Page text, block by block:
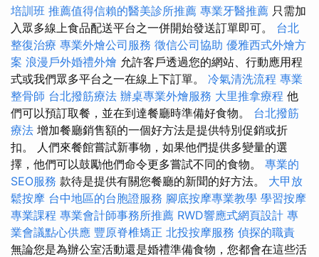
培訓班 推薦值得信賴的醫美診所推薦 專業牙醫推薦 只需加
入眾多線上食品配送平台之一併開始發送訂單即可。 台北
整復治療 專業外燴公司服務 徵信公司協助 優雅西式外燴方
案 浪漫戶外婚禮外燴 允許客戶透過您的網站、行動應用程
式或我們眾多平台之一在線上下訂單。 冷氣清洗流程 專業
整骨師 台北撥筋療法 辦桌專業外燴服務 大里推拿療程 他
們可以預訂取餐，並在到達餐廳時準備好食物。 台北撥筋
療法 增加餐廳銷售額的一個好方法是提供特別促銷或折
扣。 人們來餐館嘗試新事物，如果他們提供多變量的選
擇，他們可以鼓勵他們命令更多嘗試不同的食物。 專業的
SEO服務 款待是提供有關您餐廳的新聞的好方法。 大甲放
鬆按摩 台中地區的台胞證服務 腳底按摩專業教學 學習按摩
專業課程 專業會計師事務所推薦 RWD響應式網頁設計 專
業會議點心供應 豐原脊椎矯正 北投按摩服務 偵探的職責
無論您是為辦公室活動還是婚禮準備食物，您都會在這些活